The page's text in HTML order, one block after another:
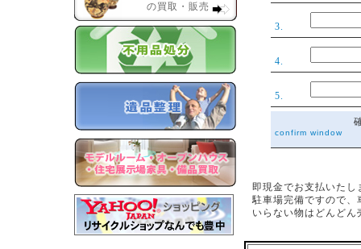
の買取・販売
3.
4.
5.
confirm window
即現金でお支払いた
駐車場完備ですので
いらない物はどんど